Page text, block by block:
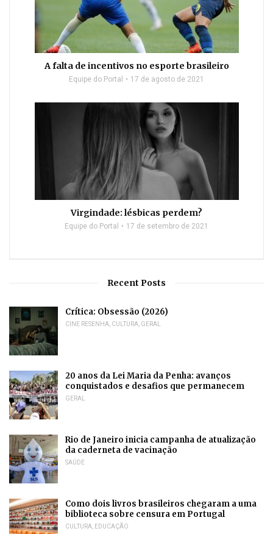
A falta de incentivos no esporte brasileiro
Equipe do Portal 17 de agosto de 2021
Virgindade: lésbicas perdem?
Equipe do Portal 17 de setembro de 2021
Recent Posts
Crítica: Obsessão (2026)
CINE RESENHA CULTURA GERAL
20 anos da Lei Maria da Penha: avanços
conquistados e desafios que permanecem
GERAL
Rio de Janeiro inicia campanha de atualização
da caderneta de vacinação
SAÚDE
Como dois livros brasileiros chegaram a uma
biblioteca sobre censura em Portugal
CULTURA EDUCAÇÃO